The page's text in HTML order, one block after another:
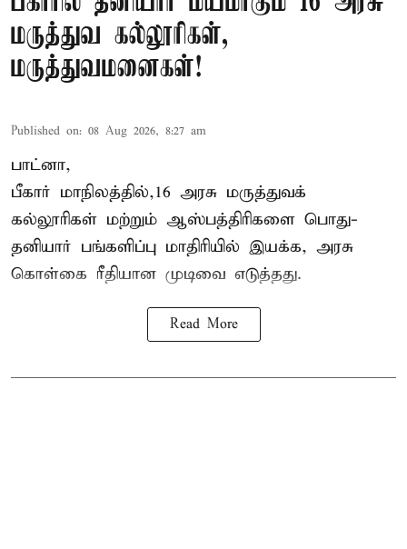
மருத்துவ கல்லூரிகள்,
மருத்துவமனைகள்!
Published on: 08 Aug 2026, 8:27 am
பாட்னா,
பீகார் மாநிலத்தில்,16 அரசு மருத்துவக்
கல்லூரிகள் மற்றும் ஆஸ்பத்திரிகளை பொது-
தனியார் பங்களிப்பு மாதிரியில் இயக்க, அரசு
கொள்கை ரீதியான முடிவை எடுத்தது.
Read More